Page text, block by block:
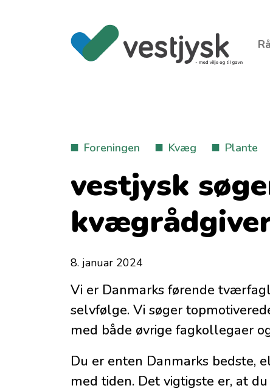
Foreningen Kvæg Plante
vestjysk
8. januar 2024
Vi er Danmarks førende
selvfølge. Vi søger
med både øvrige fagkollegaer
Du er enten Danmarks bedste,
med tiden. Det vigtigste er, at